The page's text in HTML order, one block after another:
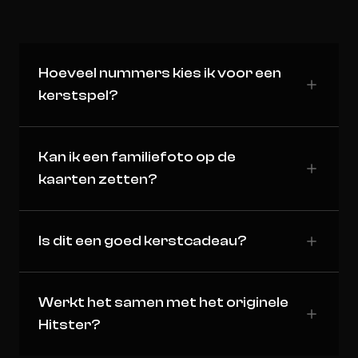
Hoeveel nummers kies ik voor een
kerstspel?
Kan ik een familiefoto op de
kaarten zetten?
Is dit een goed kerstcadeau?
Werkt het samen met het originele
Hitster?